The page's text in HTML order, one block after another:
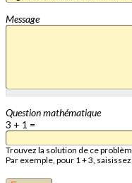
Message
Question mathématique
3 + 1 =
Trouvez la solution de ce
Par exemple, pour 1 + 3, saisissez